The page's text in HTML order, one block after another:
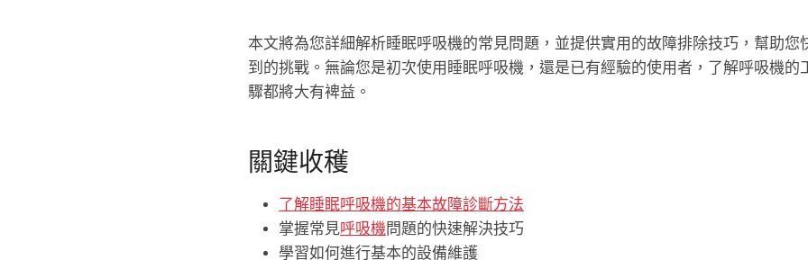
本文將為您詳細解析睡眠呼吸機的常見問題，並提供實用的故障排除技巧，幫助您
到的挑戰。無論您是初次使用睡眠呼吸機，還是已有經驗的使用者，了解呼吸機的
驟都將大有裨益。
關鍵收穫
了解睡眠呼吸機的基本故障診斷方法
掌握常見呼吸機問題的快速解決技巧
學習如何進行基本的設備維護